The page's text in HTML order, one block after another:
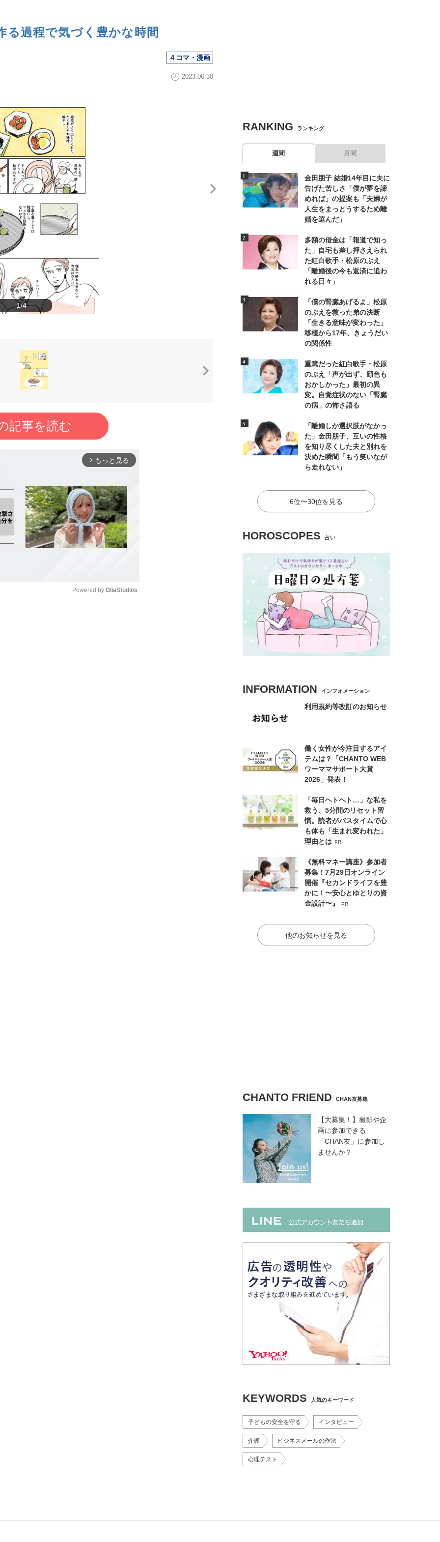
る過程で気づく豊かな時間
４コマ・漫画
2023.06.30
1/4
記事を読む
arrow_forward_ios もっと見る
Powered by GliaStudios
RANKING ランキング
週間 月間
金田朋子 結婚14年目に夫に
告げた苦しさ「僕が夢を諦
めれば」の提案も「夫婦が
人生をまっとうするため離
婚を選んだ」
多額の借金は「報道で知っ
た」自宅も差し押さえられ
た紅白歌手・松原のぶえ
「離婚後の今も返済に追わ
れる日々」
「僕の腎臓あげるよ」松原
のぶえを救った弟の決断
「生きる意味が変わった」
移植から17年、きょうだい
の関係性
重篤だった紅白歌手・松原
のぶえ「声が出ず、顔色も
おかしかった」最初の異
変。自覚症状のない「腎臓
の病」の怖さ語る
「離婚しか選択肢がなかっ
た」金田朋子、互いの性格
を知り尽くした夫と別れを
決めた瞬間「もう笑いなが
ら走れない」
6位〜30位を見る
HOROSCOPES 占い
INFORMATION インフォメーション
利用規約等改訂のお知らせ
働く女性が今注目するアイ
テムは？「CHANTO WEB
ワーママサポート大賞
2026」発表！
「毎日ヘトヘト…」な私を
救う、5分間のリセット習
慣。読者がバスタイムで心
も体も「生まれ変われた」
理由とは PR
《無料マネー講座》参加者
募集！7月29日オンライン
開催『セカンドライフを豊
かに！〜安心とゆとりの資
金設計〜』
PR
他のお知らせを見る
CHANTO FRIEND CHAN友募集
【大募集！】撮影や企
画に参加できる
「CHAN友」に参加し
ませんか？
KEYWORDS 人気のキーワード
子どもの安全を守る インタビュー
介護 ビジネスメールの作法
心理テスト